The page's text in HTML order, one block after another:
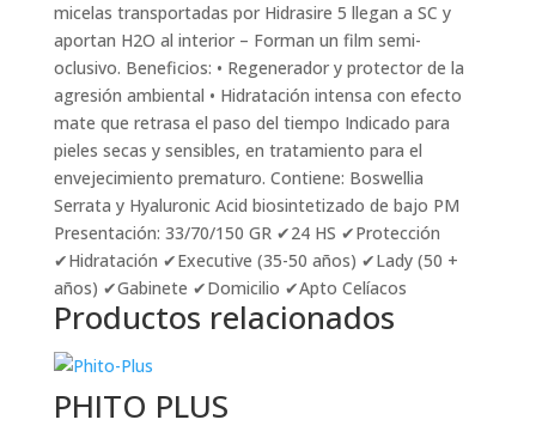
micelas transportadas por Hidrasire 5 llegan a SC y
aportan H2O al interior – Forman un film semi-
oclusivo. Beneficios: • Regenerador y protector de la
agresión ambiental • Hidratación intensa con efecto
mate que retrasa el paso del tiempo Indicado para
pieles secas y sensibles, en tratamiento para el
envejecimiento prematuro. Contiene: Boswellia
Serrata y Hyaluronic Acid biosintetizado de bajo PM
Presentación: 33/70/150 GR ✔24 HS ✔Protección
✔Hidratación ✔Executive (35-50 años) ✔Lady (50 +
años) ✔Gabinete ✔Domicilio ✔Apto Celíacos
Productos relacionados
PHITO PLUS